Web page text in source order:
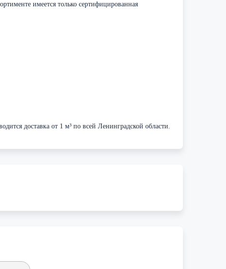
имеется только сертифицированная
доставка от 1 м³ по всей Ленинградской области.